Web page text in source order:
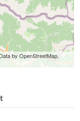
by OpenStreetMap,